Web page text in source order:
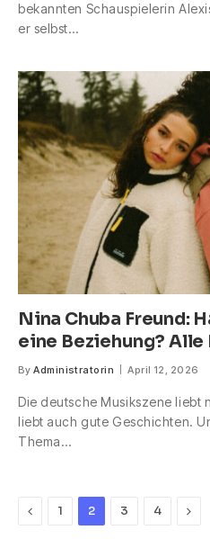
bekannten Schauspielerin
er selbst…
Nina Chuba Freund:
eine Beziehung? Alle
By Administratorin April 12, 2026
Die deutsche Musikszene liebt
liebt auch gute Geschichten.
Thema…
Previous
1 2 3 4 Next